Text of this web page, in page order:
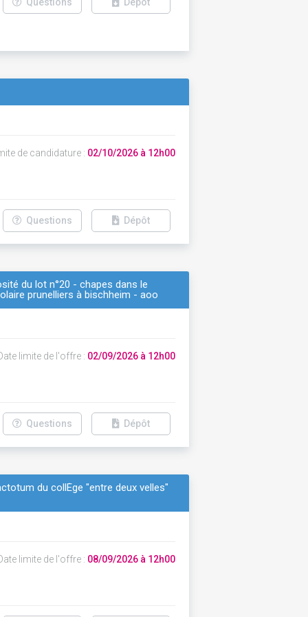
de candidature : 02/10/2026 à 12h00
Questions Dépôt
du lot n°20 - chapes dans le
prunelliers à bischheim - aoo
limite de l'offre : 02/09/2026 à 12h00
Questions Dépôt
du collÈge "entre deux velles"
limite de l'offre : 08/09/2026 à 12h00